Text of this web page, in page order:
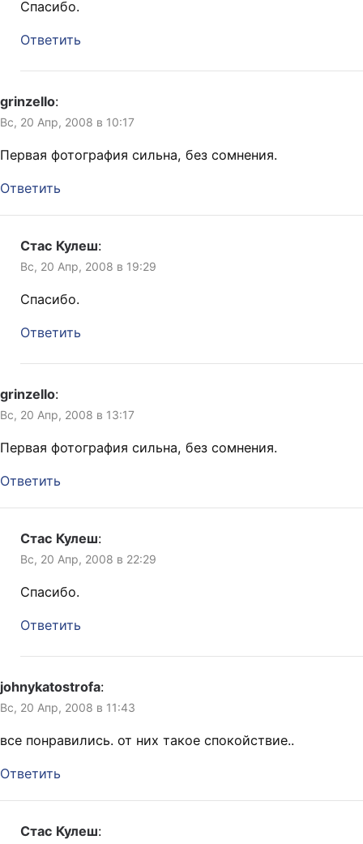
Спасибо.
Ответить
grinzello:
Вс, 20 Апр, 2008 в 10:17
Первая фотография сильна, без сомнения.
Ответить
Стас Кулеш:
Вс, 20 Апр, 2008 в 19:29
Спасибо.
Ответить
grinzello:
Вс, 20 Апр, 2008 в 13:17
Первая фотография сильна, без сомнения.
Ответить
Стас Кулеш:
Вс, 20 Апр, 2008 в 22:29
Спасибо.
Ответить
johnykatostrofa:
Вс, 20 Апр, 2008 в 11:43
все понравились. от них такое спокойствие..
Ответить
Стас Кулеш: